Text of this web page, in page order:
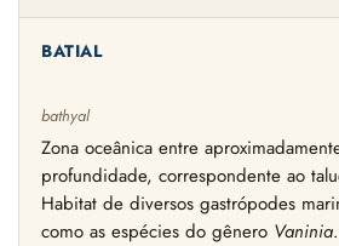
BATIAL
bathyal
Zona oceânica entre
profundidade, correspondente ao
Habitat de diversos gastrópodes
como as espécies do gênero Vaninia.